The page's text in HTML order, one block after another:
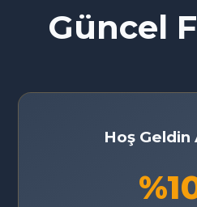
Güncel
Hoş Geldin